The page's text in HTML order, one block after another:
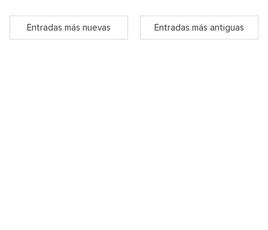
Entradas más nuevas Entradas más antiguas